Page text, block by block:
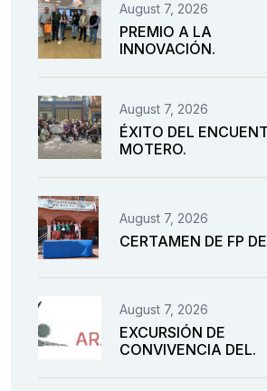
August 7, 2026
PREMIO A LA
INNOVACIÓN.
August 7, 2026
ÉXITO DEL
MOTERO.
August 7, 2026
CERTAMEN DE FP
August 7, 2026
EXCURSIÓN DE
CONVIVENCIA DEL.